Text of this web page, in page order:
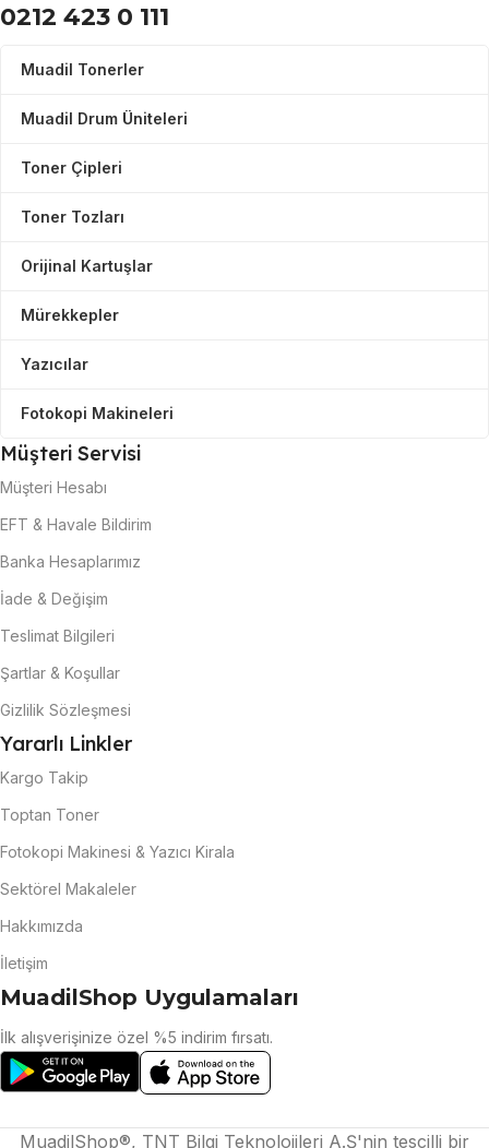
0212 423 0 111
Muadil Tonerler
Muadil Drum Üniteleri
Toner Çipleri
Toner Tozları
Orijinal Kartuşlar
Mürekkepler
Yazıcılar
Fotokopi Makineleri
Müşteri Servisi
Müşteri Hesabı
EFT & Havale Bildirim
Banka Hesaplarımız
İade & Değişim
Teslimat Bilgileri
Şartlar & Koşullar
Gizlilik Sözleşmesi
Yararlı Linkler
Kargo Takip
Toptan Toner
Fotokopi Makinesi & Yazıcı Kirala
Sektörel Makaleler
Hakkımızda
İletişim
MuadilShop Uygulamaları
İlk alışverişinize özel %5 indirim fırsatı.
MuadilShop®, TNT Bilgi Teknolojileri A.Ş'nin tescilli bir